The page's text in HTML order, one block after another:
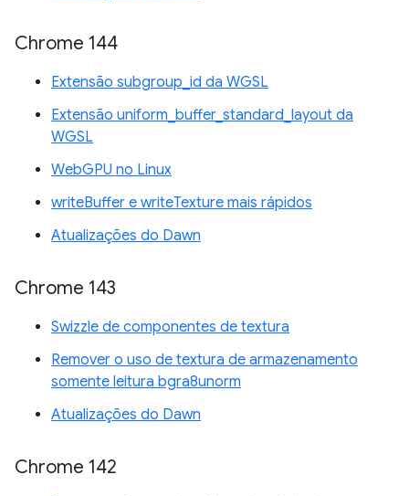
Chrome 144
Extensão subgroup_id da WGSL
Extensão uniform_buffer_standard_layout da
WGSL
WebGPU no Linux
writeBuffer e writeTexture mais rápidos
Atualizações do Dawn
Chrome 143
Swizzle de componentes de textura
Remover o uso de textura de armazenamento
somente leitura bgra8unorm
Atualizações do Dawn
Chrome 142